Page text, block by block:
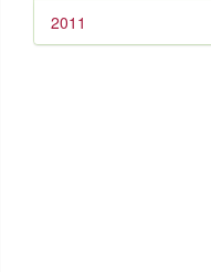
2011